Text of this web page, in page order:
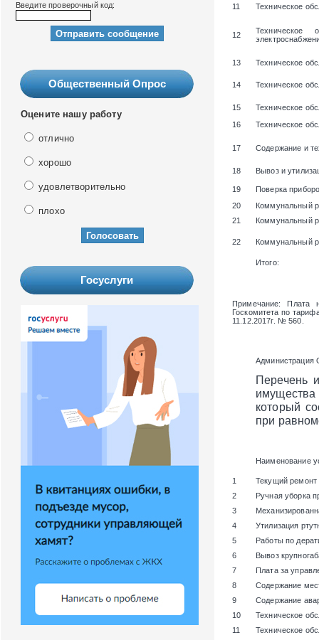
Введите проверочный код:
Общественный Опрос
Оцените нашу работу
отлично
хорошо
удовлетворительно
плохо
Госуслуги
11
Техническое
12
Техническое
13 Техническое
14 Техническое
15
Техническое
16
Техническое
17 Содержание и
18 Вывоз и
19
Поверка
20
Коммунальный
21
Коммунальный
22 Коммунальный
Итого:
Примечание: Плата
Госкомитета по
11.12.2017г. № 560.
Администрация
Перечень
который
при
Наименование
1
Текущий ремонт
2
Ручная уборка
3
4
Утилизация
5
Работы по
6
Вывоз
7
Плата за
8
Содержание
9
Содержание
10
Техническое
11
Техническое